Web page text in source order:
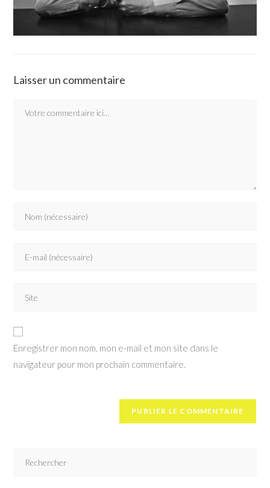
Laisser un commentaire
Enregistrer mon nom, mon e-mail et mon site dans le
navigateur pour mon prochain commentaire.